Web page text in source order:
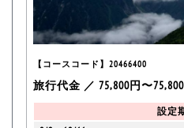
【コースコード】20466400
旅行代金 ／ 75,800円〜
設定